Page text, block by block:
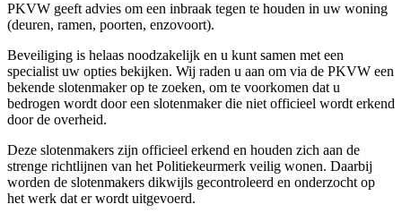
PKVW geeft advies om een inbraak tegen te houden in uw woning
(deuren, ramen, poorten, enzovoort).
Beveiliging is helaas noodzakelijk en u kunt samen met een
specialist uw opties bekijken. Wij raden u aan om via de PKVW een
bekende slotenmaker op te zoeken, om te voorkomen dat u
bedrogen wordt door een slotenmaker die niet officieel wordt erkend
door de overheid.
Deze slotenmakers zijn officieel erkend en houden zich aan de
strenge richtlijnen van het Politiekeurmerk veilig wonen. Daarbij
worden de slotenmakers dikwijls gecontroleerd en onderzocht op
het werk dat er wordt uitgevoerd.